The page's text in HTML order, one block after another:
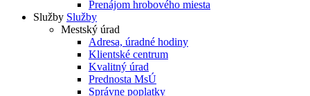
Prenájom hrobového miesta
Služby Služby
Mestský úrad
Adresa, úradné hodiny
Klientské centrum
Kvalitný úrad
Prednosta MsÚ
Správne poplatky